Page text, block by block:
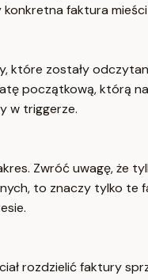
faktura
które zostały
początkową, którą
w triggerze.
Zwróć uwagę, że
to znaczy tylko te
rozdzielić faktury